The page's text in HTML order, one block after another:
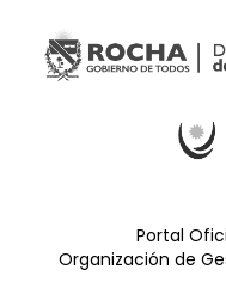
Portal
Organización de